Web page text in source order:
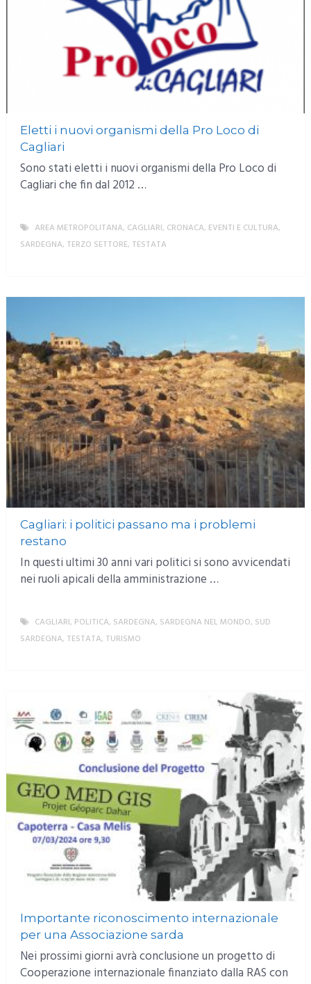
Eletti i nuovi organismi della Pro Loco di
Cagliari
Sono stati eletti i nuovi organismi della Pro Loco di
Cagliari che fin dal 2012 …
AREA METROPOLITANA, CAGLIARI, CRONACA, EVENTI E CULTURA,
SARDEGNA, TERZO SETTORE, TESTATA
Cagliari: i politici passano ma i problemi
restano
In questi ultimi 30 anni vari politici si sono avvicendati
nei ruoli apicali della amministrazione …
CAGLIARI, POLITICA, SARDEGNA, SARDEGNA NEL MONDO, SUD
SARDEGNA, TESTATA, TURISMO
Importante riconoscimento internazionale
per una Associazione sarda
Nei prossimi giorni avrà conclusione un progetto di
Cooperazione internazionale finanziato dalla RAS con